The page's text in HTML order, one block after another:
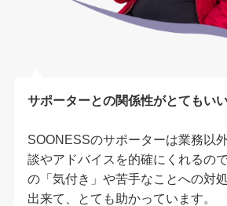
サポーターとの関係性がとてもい
SOONESSのサポーターは業務以
談やアドバイスを的確にくれるの
の「気付き」や苦手なことへの対
出来て、とても助かっています。